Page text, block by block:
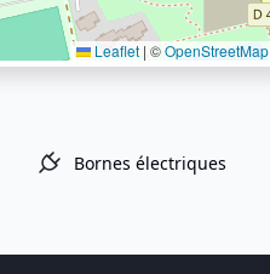
Leaflet |©OpenStreetMap
Bornes électriques